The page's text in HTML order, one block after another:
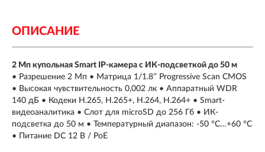
ОПИСАНИЕ
2 Мп купольная Smart IP-камера с ИК-подсветкой до 50 м
• Разрешение 2 Мп • Матрица 1/1.8’’ Progressive Scan CMOS
• Высокая чувствительность 0,002 лк • Аппаратный WDR
140 дБ • Кодеки H.265, H.265+, H.264, H.264+ • Smart-
видеоаналитика • Слот для microSD до 256 Гб • ИК-
подсветка до 50 м • Температурный диапазон: -50 °C…+60 °C
• Питание DC 12 В / PoE